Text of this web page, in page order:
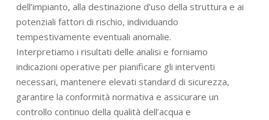
dell’impianto, alla destinazione d’uso della struttura e ai
potenziali fattori di rischio, individuando
tempestivamente eventuali anomalie.
Interpretiamo i risultati delle analisi e forniamo
indicazioni operative per pianificare gli interventi
necessari, mantenere elevati standard di sicurezza,
garantire la conformità normativa e assicurare un
controllo continuo della qualità dell’acqua e